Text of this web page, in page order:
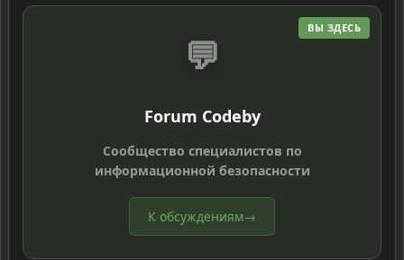
ВЫ ЗДЕСЬ
💬
Forum Codeby
Сообщество специалистов по
информационной безопасности
К обсуждениям→